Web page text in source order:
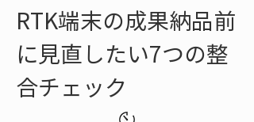
RTK端末の成果納品前
に見直したい7つの整
合チェック